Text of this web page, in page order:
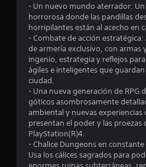
- Un nuevo mundo aterrador:
horrorosa donde las pandillas
horripilantes están al acecho en
- Combate de acción
de armería exclusivo, con armas
ingenio, estrategia y reflejos
ágiles e inteligentes que
ciudad.
- Una nueva generación de RPG
góticos asombrosamente
ambiental y nuevas experiencias
presentan el poder y las proezas
PlayStation(R)4.
- Chalice Dungeons en
Usa los cálices sagrados para